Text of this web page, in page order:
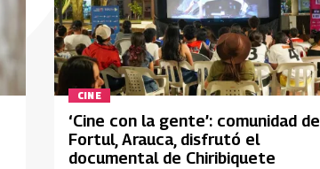
CINE
‘Cine con la gente’: comunidad de
Fortul, Arauca, disfrutó el
documental de Chiribiquete